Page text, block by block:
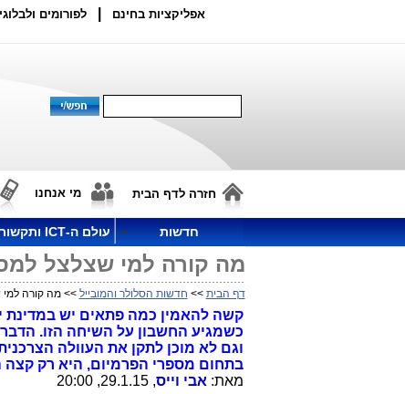
אפליקציות בחינם לפורומים
חזרה לדף הבית מי אנחנו
חדשות עולם ה-ICT ותקשורת
מה קורה למי שצלצל למספר פרמיום
דף הבית >> חדשות הסלולר והמובייל >> מה קורה למי שצלצל
קשה להאמין כמה פתאים יש במדינת
כשמגיע החשבון על השיחה הזו.
וגם לא מוכן לתקן את העוולה
בתחום מספרי הפרמיום, היא רק קצה
מאת: אבי וייס, 29.1.15, 20:00